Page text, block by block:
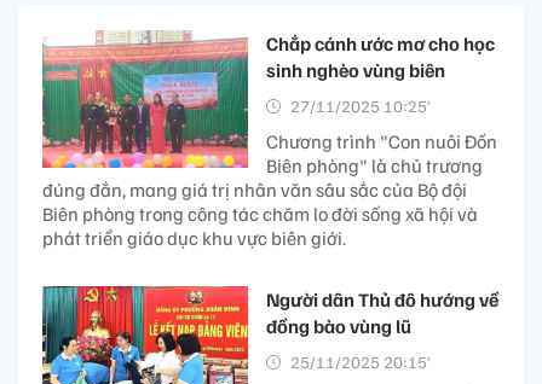
Chắp cánh ước mơ cho học
sinh nghèo vùng biên
27/11/2025 10:25’
Chương trình "Con nuôi Đồn
Biên phòng" là chủ trương
đúng đắn, mang giá trị nhân văn sâu sắc của Bộ đội
Biên phòng trong công tác chăm lo đời sống xã hội và
phát triển giáo dục khu vực biên giới.
Người dân Thủ đô hướng về
đồng bào vùng lũ
25/11/2025 20:15’